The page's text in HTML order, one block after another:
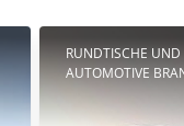
RUNDTISCHE UND
AUTOMOTIVE